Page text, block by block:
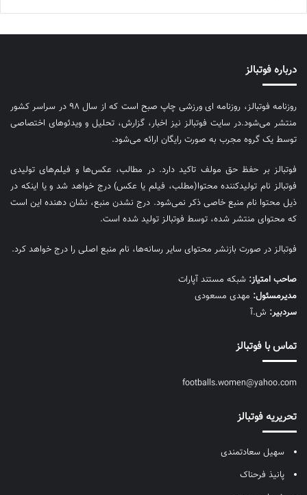
درباره فوتبالز
روزنامه فوتبالز، روزنامه ای ورزشی چاپ صبح است که از سال ۹۸ در سراسر کشور
منتشر می‌شود.در سایت فوتبالز نیز اخبار، گزارش، تحلیل و ویدئوهای اختصاصی
توسط یک گروه مجرب به صورت رایگان ارائه می‌شود.
فوتبالز بر حفظ حق مولف تاکید دارد. در مطالب، عکس‌ها و فیلم‌های تولیدی
فوتبالز نام تولیدکننده محتوا(مطلب، فیلم یا عکس) درج خواهد شد و یا اینکه در
ذیل محتوا نام منبع خاصی ذکر نمی‌‎شود. درج نشدن منبع، نشان دهنده این است
که محتوای منتشر شده، توسط فوتبالز تولید شده است.
فوتبالز در صورت بازنشر محتوای سایر رسانه‌ها، نام منبع اصلی را درج خواهد کرد.
صاحب امتیاز: شبکه مستند آپارات
مديرمسئول: مهدی مسعودی
سردبیر: ش.آ
تماس با فوتبالز
footballs.women@yahoo.com
تحریریه فوتبالز
سهیل سعادتمندی
پانیذ فرحناک